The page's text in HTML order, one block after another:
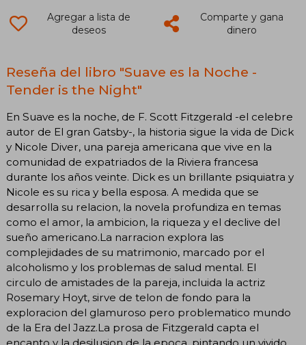
Agregar a lista de
deseos
Comparte y gana
dinero
Reseña del libro "Suave es la Noche -
Tender is the Night"
En Suave es la noche, de F. Scott Fitzgerald -el celebre
autor de El gran Gatsby-, la historia sigue la vida de Dick
y Nicole Diver, una pareja americana que vive en la
comunidad de expatriados de la Riviera francesa
durante los años veinte. Dick es un brillante psiquiatra y
Nicole es su rica y bella esposa. A medida que se
desarrolla su relacion, la novela profundiza en temas
como el amor, la ambicion, la riqueza y el declive del
sueño americano.La narracion explora las
complejidades de su matrimonio, marcado por el
alcoholismo y los problemas de salud mental. El
circulo de amistades de la pareja, incluida la actriz
Rosemary Hoyt, sirve de telon de fondo para la
exploracion del glamuroso pero problematico mundo
de la Era del Jazz.La prosa de Fitzgerald capta el
encanto y la desilusion de la epoca, pintando un vivido